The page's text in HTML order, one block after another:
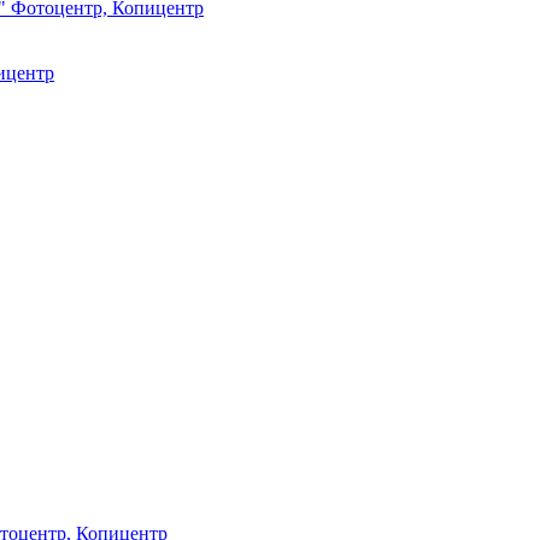
Фотоцентр, Копицентр
Копицентр